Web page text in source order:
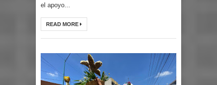
el apoyo...
READ MORE